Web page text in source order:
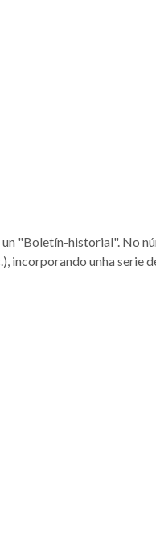
"Boletín-historial". No
incorporando unha serie